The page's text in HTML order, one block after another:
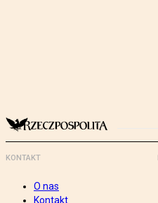
KONTAKT
O nas
Kontakt